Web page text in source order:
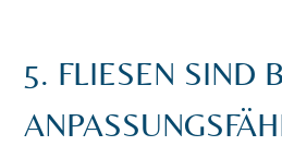
5. FLIESEN SIND